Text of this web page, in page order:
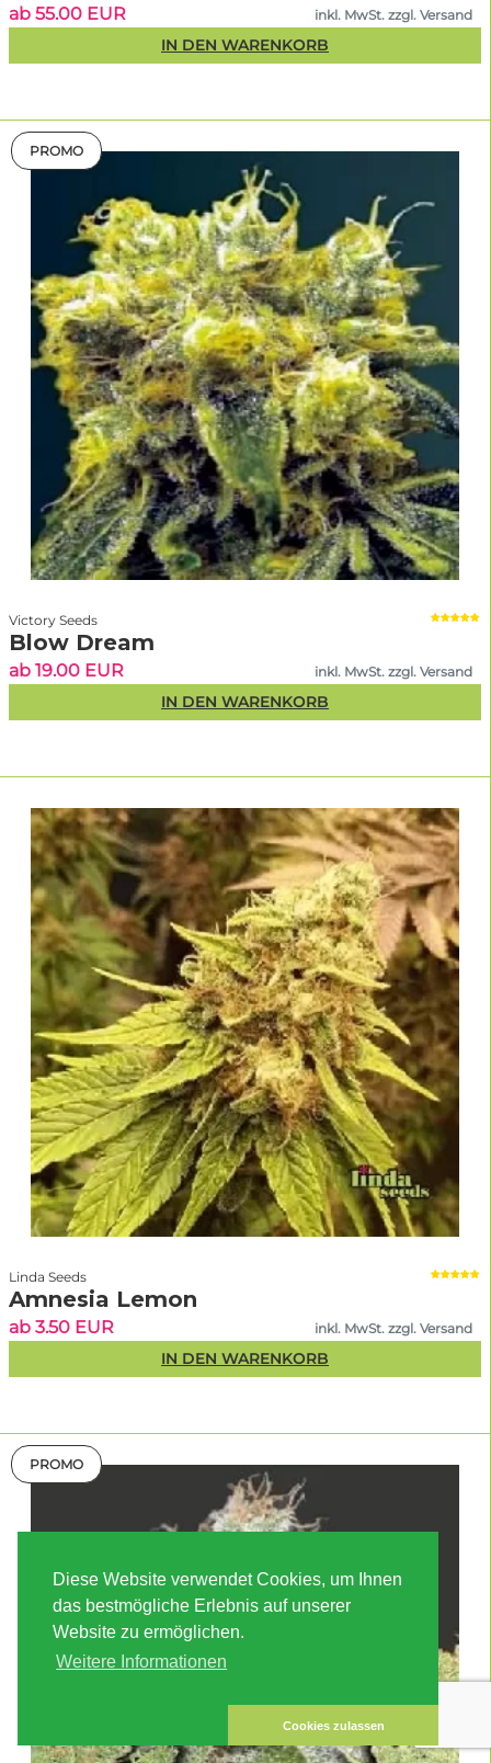
Diese Website verwendet Cookies, um Ihnen
das bestmögliche Erlebnis auf unserer
Website zu ermöglichen.
Weitere Informationen
Cookies zulassen
ab 55.00 EUR inkl. MwSt. zzgl. Versand
IN DEN WARENKORB
PROMO
Victory Seeds
Blow Dream
ab 19.00 EUR inkl. MwSt. zzgl. Versand
IN DEN WARENKORB
Linda Seeds
Amnesia Lemon
ab 3.50 EUR inkl. MwSt. zzgl. Versand
IN DEN WARENKORB
PROMO